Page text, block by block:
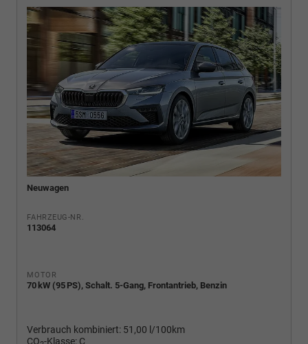
Neuwagen
FAHRZEUG-NR.
113064
MOTOR
70 kW (95 PS), Schalt. 5-Gang, Frontantrieb, Benzin
Verbrauch kombiniert: 51,00 l/100km